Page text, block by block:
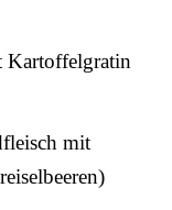
Kartoffelgratin
mit